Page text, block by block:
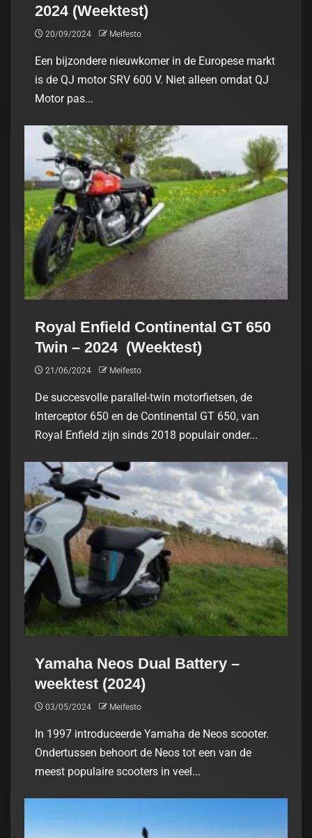
2024 (Weektest)
20/09/2024 Meifesto
Een bijzondere nieuwkomer in de Europese markt
is de QJ motor SRV 600 V. Niet alleen omdat QJ
Motor pas...
Royal Enfield Continental GT 650
Twin – 2024 (Weektest)
21/06/2024 Meifesto
De succesvolle parallel-twin motorfietsen, de
Interceptor 650 en de Continental GT 650, van
Royal Enfield zijn sinds 2018 populair onder...
Yamaha Neos Dual Battery –
weektest (2024)
03/05/2024 Meifesto
In 1997 introduceerde Yamaha de Neos scooter.
Ondertussen behoort de Neos tot een van de
meest populaire scooters in veel...